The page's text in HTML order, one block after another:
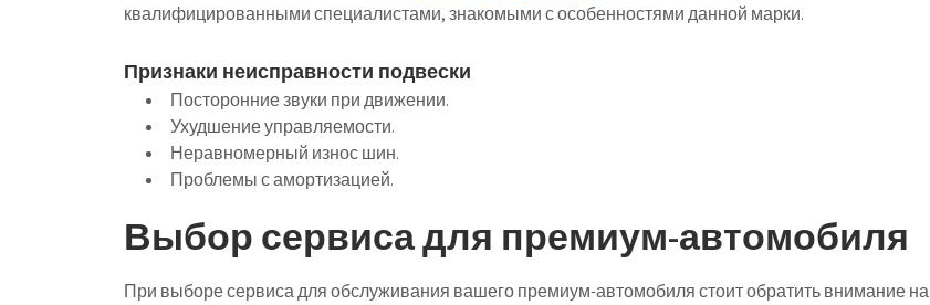
квалифицированными специалистами, знакомыми с особенностями данной марки.
Признаки неисправности подвески
Посторонние звуки при движении.
Ухудшение управляемости.
Неравномерный износ шин.
Проблемы с амортизацией.
Выбор сервиса для премиум-автомобиля
При выборе сервиса для обслуживания вашего премиум-автомобиля стоит обратить внимание на